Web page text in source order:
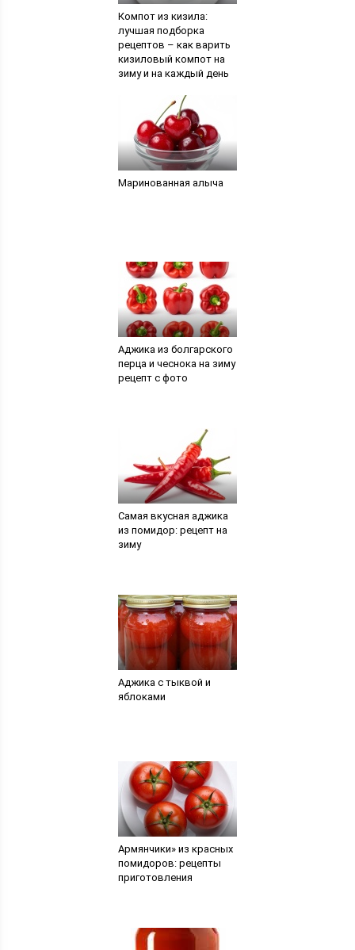
Компот из кизила:
лучшая подборка
рецептов – как варить
кизиловый компот на
зиму и на каждый день
Маринованная алыча
Аджика из болгарского
перца и чеснока на зиму
рецепт с фото
Самая вкусная аджика
из помидор: рецепт на
зиму
Аджика с тыквой и
яблоками
Армянчики» из красных
помидоров: рецепты
приготовления